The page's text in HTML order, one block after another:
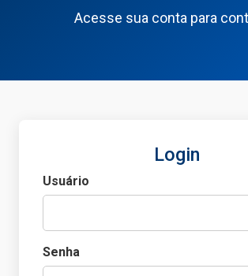
Acesse sua conta para
Login
Usuário
Senha